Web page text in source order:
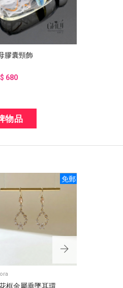
膠囊頸飾
680
物品
免郵
框金屬垂墜耳環